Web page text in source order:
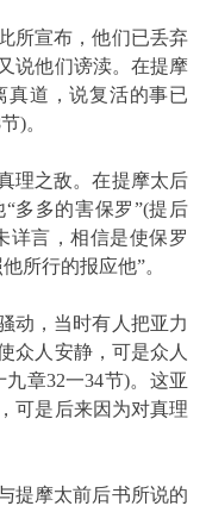
所宣布，他们已丢弃
说他们谤渎。在提摩
真道，说复活的事已
)。
理之敌。在提摩太后
多多的害保罗”(提后
详言，相信是使保罗
所行的报应他”。
动，当时有人把亚力
众人安静，可是众人
章32一34节)。这亚
可是后来因为对真理
提摩太前后书所说的